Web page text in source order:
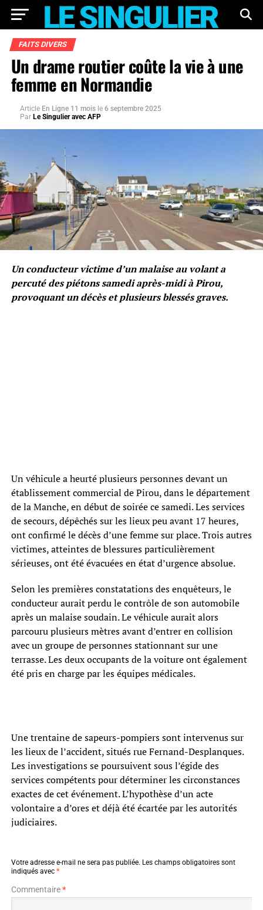
FAITS DIVERS
Un drame routier coûte la vie à une
femme en Normandie
Article En Ligne 11 mois le 6 septembre 2025
Par Le Singulier avec AFP
Un conducteur victime d’un malaise au volant a
percuté des piétons samedi après-midi à Pirou,
provoquant un décès et plusieurs blessés graves.
Un véhicule a heurté plusieurs personnes devant un
établissement commercial de Pirou, dans le département
de la Manche, en début de soirée ce samedi. Les services
de secours, dépêchés sur les lieux peu avant 17 heures,
ont confirmé le décès d’une femme sur place. Trois autres
victimes, atteintes de blessures particulièrement
sérieuses, ont été évacuées en état d’urgence absolue.
Selon les premières constatations des enquêteurs, le
conducteur aurait perdu le contrôle de son automobile
après un malaise soudain. Le véhicule aurait alors
parcouru plusieurs mètres avant d’entrer en collision
avec un groupe de personnes stationnant sur une
terrasse. Les deux occupants de la voiture ont également
été pris en charge par les équipes médicales.
Une trentaine de sapeurs-pompiers sont intervenus sur
les lieux de l’accident, situés rue Fernand-Desplanques.
Les investigations se poursuivent sous l’égide des
services compétents pour déterminer les circonstances
exactes de cet événement. L’hypothèse d’un acte
volontaire a d’ores et déjà été écartée par les autorités
judiciaires.
Votre adresse e-mail ne sera pas publiée. Les champs obligatoires sont
indiqués avec *
Commentaire*